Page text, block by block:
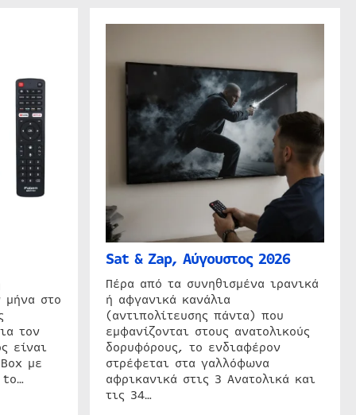
μήνα στο
τον
είναι
με
to…
Sat & Zap, Αύγουστος 2026
Πέρα από τα συνηθισμένα ιρανικά
ή αφγανικά κανάλια
(αντιπολίτευσης πάντα) που
εμφανίζονται στους ανατολικούς
δορυφόρους, το ενδιαφέρον
στρέφεται στα γαλλόφωνα
αφρικανικά στις 3 Ανατολικά και
τις 34…